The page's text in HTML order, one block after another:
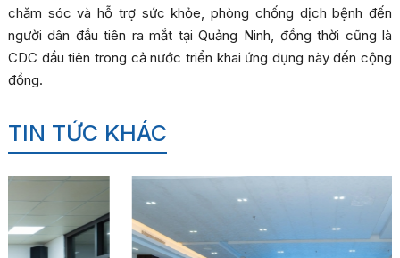
chăm sóc và hỗ trợ sức khỏe, phòng chống dịch bệnh đến
người dân đầu tiên ra mắt tại Quảng Ninh, đồng thời cũng là
CDC đầu tiên trong cả nước triển khai ứng dụng này đến cộng
đồng.
TIN TỨC KHÁC